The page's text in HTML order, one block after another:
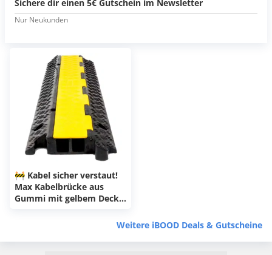
Sichere dir einen 5€ Gutschein im Newsletter
Nur Neukunden
🚧 Kabel sicher verstaut!
Max Kabelbrücke aus
Gummi mit gelbem Deckel
Weitere iBOOD Deals & Gutscheine